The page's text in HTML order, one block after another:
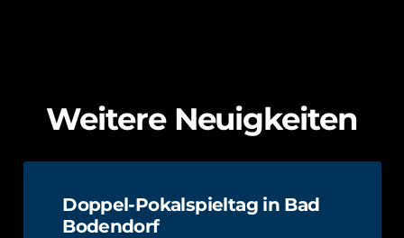
Weitere Neuigkeiten
Doppel-Pokalspieltag in Bad
Bodendorf